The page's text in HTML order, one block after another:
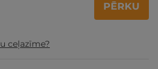
PĒRKU
ceļazīme?